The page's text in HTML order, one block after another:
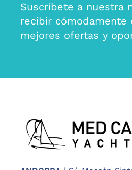
Suscríbete a nuestra
recibir cómodamente
mejores ofertas y